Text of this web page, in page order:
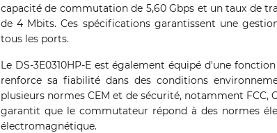
capacité de commutation de 5,60 Gbps et un taux de
de 4 Mbits. Ces spécifications garantissent une
tous les ports.
Le DS-3E0310HP-E est également équipé d'une
renforce sa fiabilité dans des conditions
plusieurs normes CEM et de sécurité, notamment FCC,
garantit que le commutateur répond à des normes
électromagnétique.